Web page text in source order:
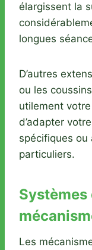
élargissent la
longues
D’autres
ou les
utilement
d’adapter
spécifiques ou
particuliers.
Les